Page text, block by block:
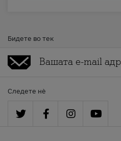
Бидете во тек
Следете нè